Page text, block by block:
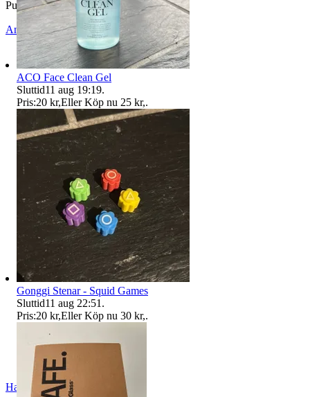
Publicerad 16 jun 17:43
Anmäl Sälj liknande
HackenKnacker
ACO Face Clean Gel
Sluttid11 aug 19:19.
Pris:20 kr,Eller Köp nu 25 kr,.
Gonggi Stenar - Squid Games
Sluttid11 aug 22:51 .
Pris:20 kr,Eller Köp nu 30 kr,.